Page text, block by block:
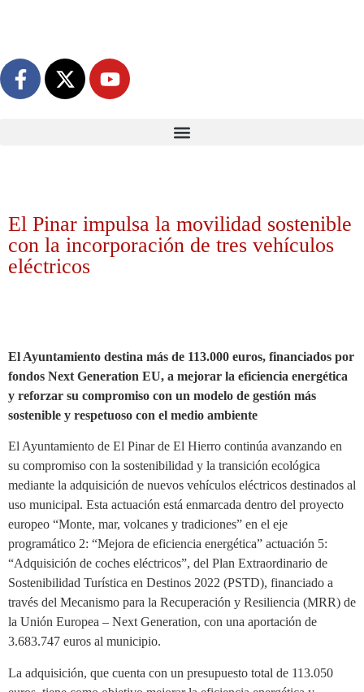
El Pinar impulsa la movilidad sostenible
con la incorporación de tres vehículos
eléctricos
El Ayuntamiento destina más de 113.000 euros, financiados por
fondos Next Generation EU, a mejorar la eficiencia energética
y reforzar su compromiso con un modelo de gestión más
sostenible y respetuoso con el medio ambiente
El Ayuntamiento de El Pinar de El Hierro continúa avanzando en
su compromiso con la sostenibilidad y la transición ecológica
mediante la adquisición de nuevos vehículos eléctricos destinados al
uso municipal. Esta actuación está enmarcada dentro del proyecto
europeo “Monte, mar, volcanes y tradiciones” en el eje
programático 2: “Mejora de eficiencia energética” actuación 5:
“Adquisición de coches eléctricos”, del Plan Extraordinario de
Sostenibilidad Turística en Destinos 2022 (PSTD), financiado a
través del Mecanismo para la Recuperación y Resiliencia (MRR) de
la Unión Europea – Next Generation, con una aportación de
3.683.747 euros al municipio.
La adquisición, que cuenta con un presupuesto total de 113.050